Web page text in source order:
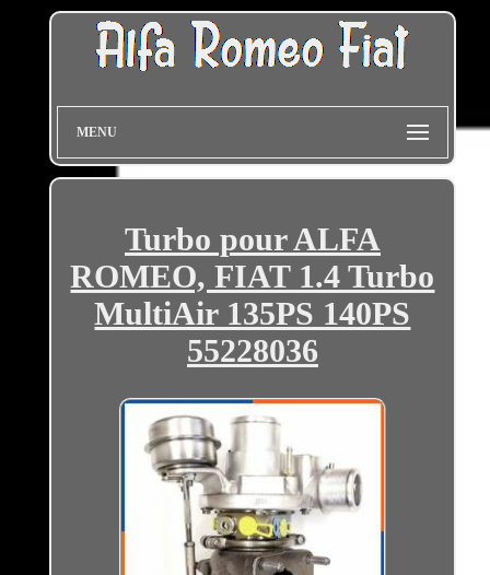
MENU
Turbo pour ALFA
ROMEO, FIAT 1.4 Turbo
MultiAir 135PS 140PS
55228036